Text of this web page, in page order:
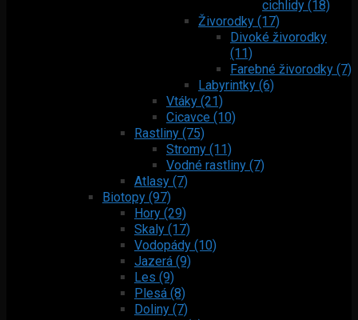
cichlidy (18)
Živorodky (17)
Divoké živorodky
(11)
Farebné živorodky (7)
Labyrintky (6)
Vtáky (21)
Cicavce (10)
Rastliny (75)
Stromy (11)
Vodné rastliny (7)
Atlasy (7)
Biotopy (97)
Hory (29)
Skaly (17)
Vodopády (10)
Jazerá (9)
Les (9)
Plesá (8)
Doliny (7)